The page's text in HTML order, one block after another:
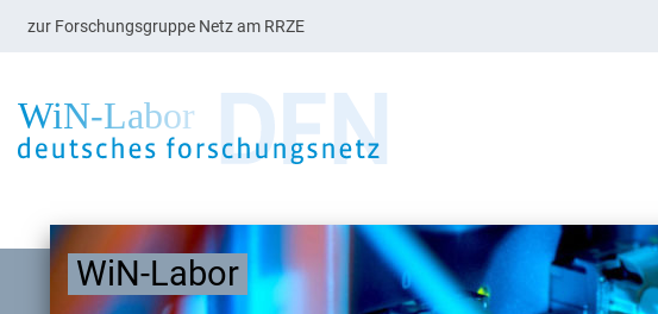
zur Forschungsgruppe Netz am RRZE
WiN-Labor